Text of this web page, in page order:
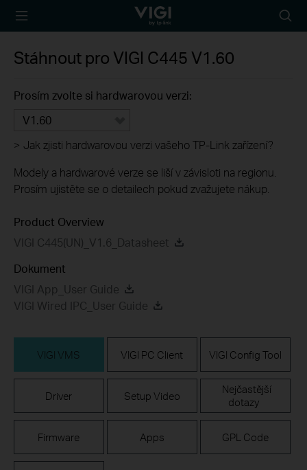
TP-Link, Reliably
icon
Stáhnout pro VIGI C445 V1.60
Prosím zvolte si hardwarovou verzi:
V1.60
> Jak zjisti hardwarovou verzi vašeho TP-Link zařízení?
Modely a hardwarové verze se liší v závisloti na regionu.
Prosím ujistěte se o detailech pokud zvažujete nákup.
Product Overview
VIGI C445(UN)_V1.6_Datasheet
Dokument
VIGI App_User Guide
VIGI Wired IPC_User Guide
VIGI VMS VIGI PC Client VIGI Config Tool
Driver Setup Video
Nejčastější
dotazy
Firmware Apps GPL Code